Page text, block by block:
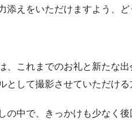
添えをいただけますよう、ど
、これまでのお礼と新たな
として撮影させていただける
の中で、きっかけも少なく